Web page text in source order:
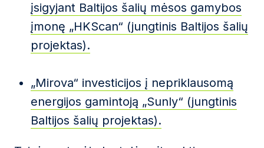
įsigyjant Baltijos šalių mėsos gamybos
įmonę „HKScan“ (jungtinis Baltijos šalių
projektas).
„Mirova“ investicijos į nepriklausomą
energijos gamintoją „Sunly“ (jungtinis
Baltijos šalių projektas).